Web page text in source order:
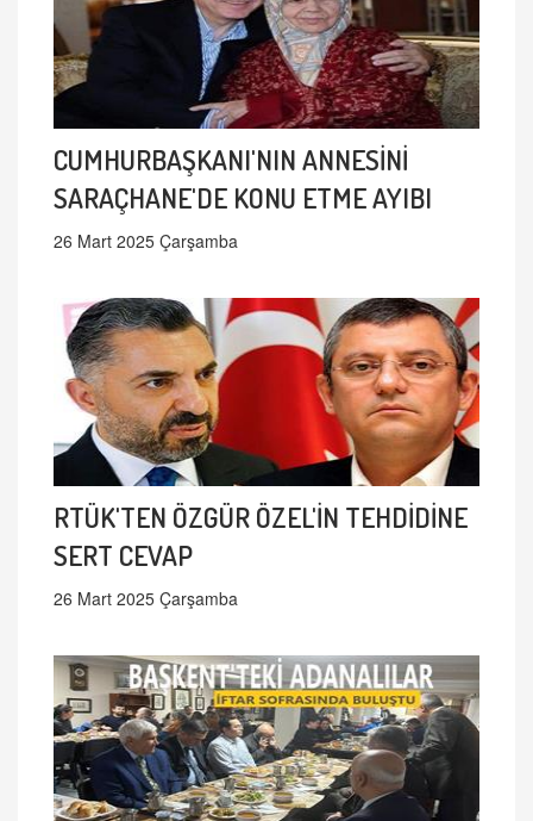
CUMHURBAŞKANI'NIN ANNESİNİ
SARAÇHANE'DE KONU ETME AYIBI
26 Mart 2025 Çarşamba
RTÜK'TEN ÖZGÜR ÖZEL'İN TEHDİDİNE
SERT CEVAP
26 Mart 2025 Çarşamba